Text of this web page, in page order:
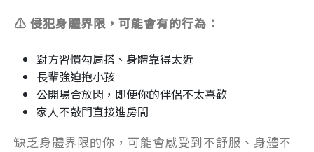
⚠️ 侵犯身體界限，可能會有的行為：
對方習慣勾肩搭、身體靠得太近
長輩強迫抱小孩
公開場合放閃，即便你的伴侶不太喜歡
家人不敲門直接進房間
缺乏身體界限的你，可能會感受到不舒服、身體不